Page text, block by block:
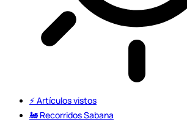
⚡️ Artículos vistos
🚂 Recorridos Sabana